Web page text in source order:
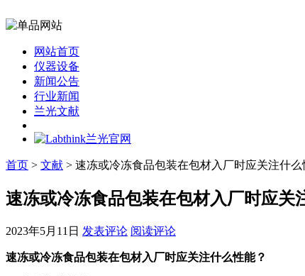
网站首页
仪器设备
新闻公告
行业新闻
兰光文献
首页 > 文献 > 速冻或冷冻食品包装在包材入厂时应关注什么
速冻或冷冻食品包装在包材入厂时应关
2023年5月11日 发表评论 阅读评论
速冻或冷冻食品包装在包材入厂时应关注什么性能？